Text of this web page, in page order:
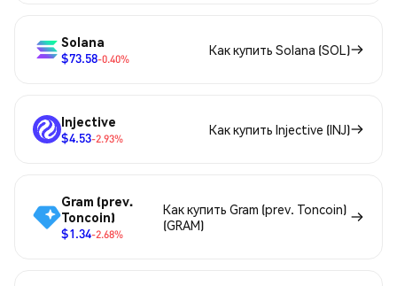
Solana
$73.58-0.40%
Как купить Solana (SOL)
Injective
$4.53-2.93%
Как купить Injective (INJ)
Gram (prev.
Toncoin)
$1.34-2.68%
Как купить Gram (prev. Toncoin)
(GRAM)